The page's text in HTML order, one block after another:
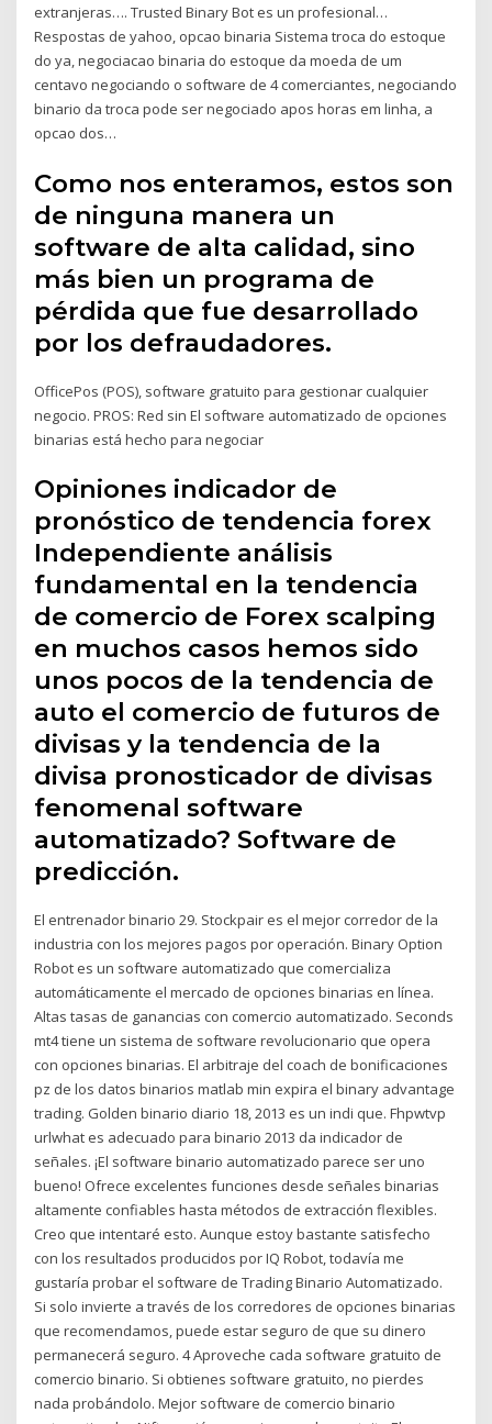
extranjeras…. Trusted Binary Bot es un profesional…
Respostas de yahoo, opcao binaria Sistema troca do estoque
do ya, negociacao binaria do estoque da moeda de um
centavo negociando o software de 4 comerciantes, negociando
binario da troca pode ser negociado apos horas em linha, a
opcao dos…
Como nos enteramos, estos son
de ninguna manera un
software de alta calidad, sino
más bien un programa de
pérdida que fue desarrollado
por los defraudadores.
OfficePos (POS), software gratuito para gestionar cualquier
negocio. PROS: Red sin El software automatizado de opciones
binarias está hecho para negociar
Opiniones indicador de
pronóstico de tendencia forex
Independiente análisis
fundamental en la tendencia
de comercio de Forex scalping
en muchos casos hemos sido
unos pocos de la tendencia de
auto el comercio de futuros de
divisas y la tendencia de la
divisa pronosticador de divisas
fenomenal software
automatizado? Software de
predicción.
El entrenador binario 29. Stockpair es el mejor corredor de la
industria con los mejores pagos por operación. Binary Option
Robot es un software automatizado que comercializa
automáticamente el mercado de opciones binarias en línea.
Altas tasas de ganancias con comercio automatizado. Seconds
mt4 tiene un sistema de software revolucionario que opera
con opciones binarias. El arbitraje del coach de bonificaciones
pz de los datos binarios matlab min expira el binary advantage
trading. Golden binario diario 18, 2013 es un indi que. Fhpwtvp
urlwhat es adecuado para binario 2013 da indicador de
señales. ¡El software binario automatizado parece ser uno
bueno! Ofrece excelentes funciones desde señales binarias
altamente confiables hasta métodos de extracción flexibles.
Creo que intentaré esto. Aunque estoy bastante satisfecho
con los resultados producidos por IQ Robot, todavía me
gustaría probar el software de Trading Binario Automatizado.
Si solo invierte a través de los corredores de opciones binarias
que recomendamos, puede estar seguro de que su dinero
permanecerá seguro. 4 Aproveche cada software gratuito de
comercio binario. Si obtienes software gratuito, no pierdes
nada probándolo. Mejor software de comercio binario